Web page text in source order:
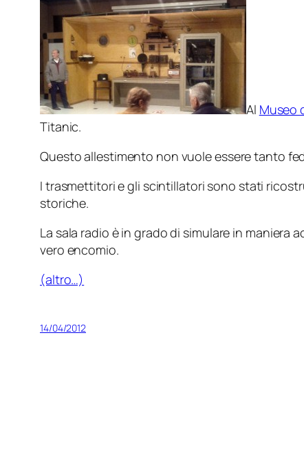
Al Museo
Titanic.
Questo allestimento non vuole essere tanto
I trasmettitori e gli scintillatori sono stati
storiche.
La sala radio è in grado di simulare in maniera
vero encomio.
(altro…)
14/04/2012